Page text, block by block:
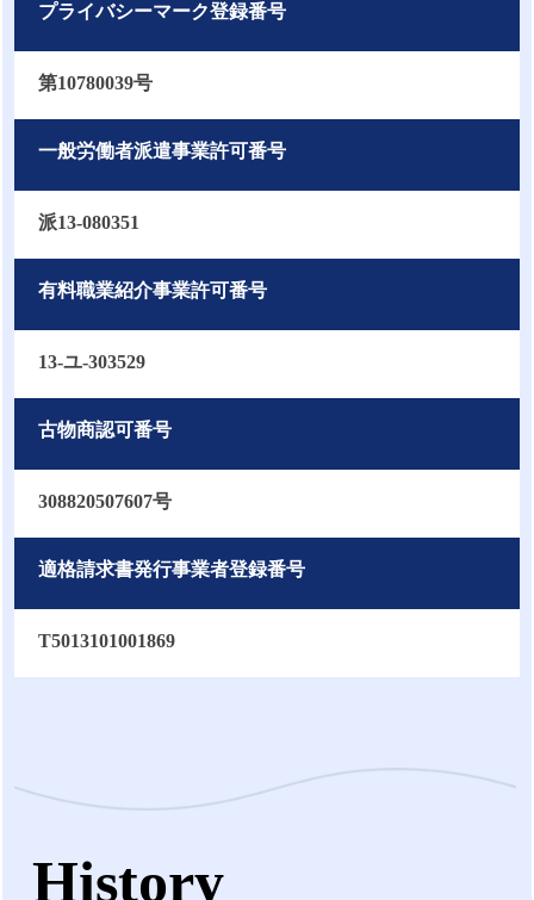
プライバシーマーク登録番号
第10780039号
一般労働者派遣事業許可番号
派13-080351
有料職業紹介事業許可番号
13-ユ-303529
古物商認可番号
308820507607号
適格請求書発行事業者登録番号
T5013101001869
History